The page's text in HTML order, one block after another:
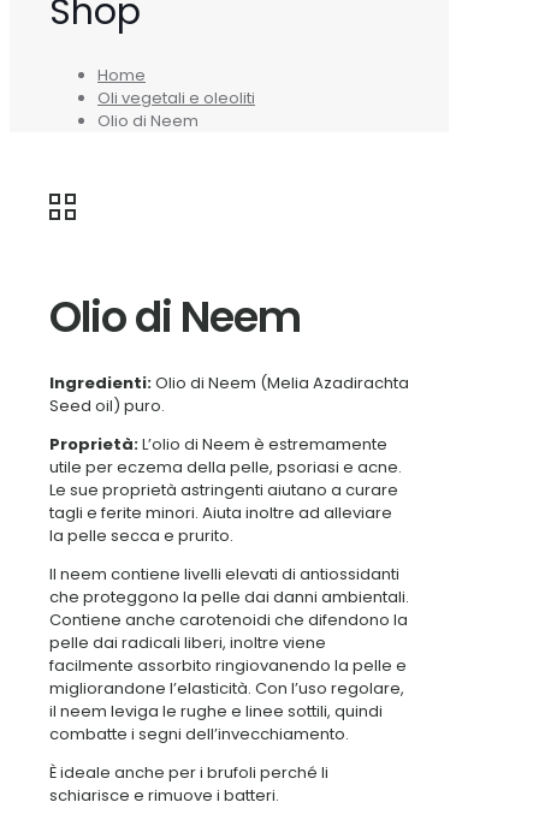
Shop
Home
Oli vegetali e oleoliti
Olio di Neem
Olio di Neem
Ingredienti:Olio di Neem (Melia Azadirachta
Seed oil) puro.
Proprietà:L’olio di Neem è estremamente
utile per eczema della pelle, psoriasi e acne.
Le sue proprietà astringenti aiutano a curare
tagli e ferite minori. Aiuta inoltre ad alleviare
la pelle secca e prurito.
Il neem contiene livelli elevati di antiossidanti
che proteggono la pelle dai danni ambientali.
Contiene anche carotenoidi che difendono la
pelle dai radicali liberi, inoltre viene
facilmente assorbito ringiovanendo la pelle e
migliorandone l’elasticità. Con l’uso regolare,
il neem leviga le rughe e linee sottili, quindi
combatte i segni dell’invecchiamento.
È ideale anche per i brufoli perché li
schiarisce e rimuove i batteri.